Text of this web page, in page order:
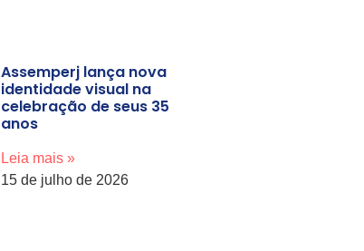
Assemperj lança nova
identidade visual na
celebração de seus 35
anos
Leia mais »
15 de julho de 2026